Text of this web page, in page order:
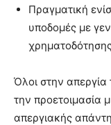
Πραγματική
υποδομές με
Όλοι στην απεργία
την προετοιμασία
απεργιακής